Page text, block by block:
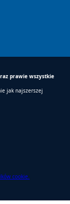
prawie wszystkie
jak najszerszej
cookie.